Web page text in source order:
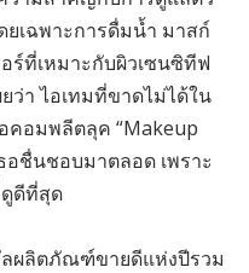
ยเฉพาะการดื่มน้ำ มาสก์
ร์ที่เหมาะกับผิวเซนซิทีฟ
ว่า ไอเทมที่ขาดไม่ได้ใน
คอมพลีตลุค “Makeup
อชื่นชอบมาตลอด เพราะ
ดีที่สุด
ลผลิตภัณฑ์ขายดีแห่งปีรวม